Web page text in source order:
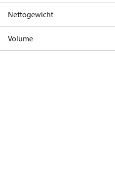
Nettogewicht
Volume